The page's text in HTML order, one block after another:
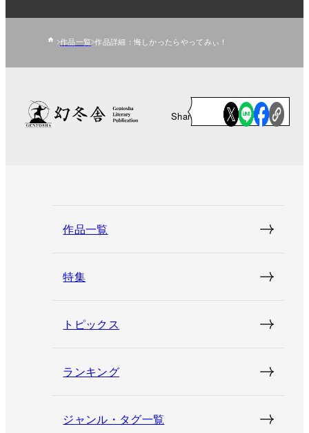
作品一覧 作品詳細：悔しかったらやってみぃ！
Share
作品一覧
特集
トピックス
ランキング
ジャンル・タグ一覧